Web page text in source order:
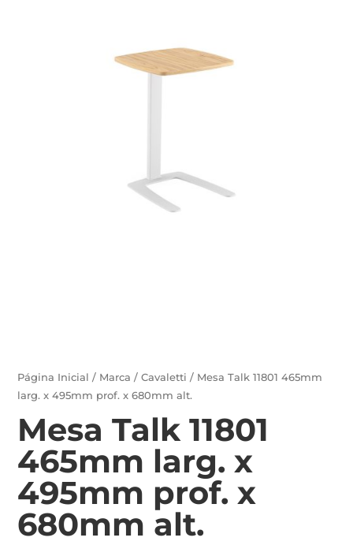
Página Inicial / Marca /Cavaletti / Mesa Talk 11801 465mm
larg. x 495mm prof. x 680mm alt.
Mesa Talk 11801
465mm larg. x
495mm prof. x
680mm alt.